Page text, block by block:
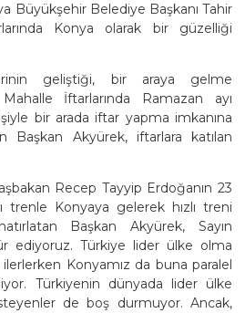
Büyükşehir Belediye Başkanı Tahir
Konya olarak bir güzelliği
geliştiği, bir araya gelme
İftarlarında Ramazan ayı
bir arada iftar yapma imkanına
Başkan Akyürek, iftarlara katılan
Recep Tayyip Erdoğanın 23
trenle Konyaya gelerek hızlı treni
Başkan Akyürek, Sayın
ediyoruz. Türkiye lider ülke olma
Konyamız da buna paralel
Türkiyenin dünyada lider ülke
de boş durmuyor. Ancak,